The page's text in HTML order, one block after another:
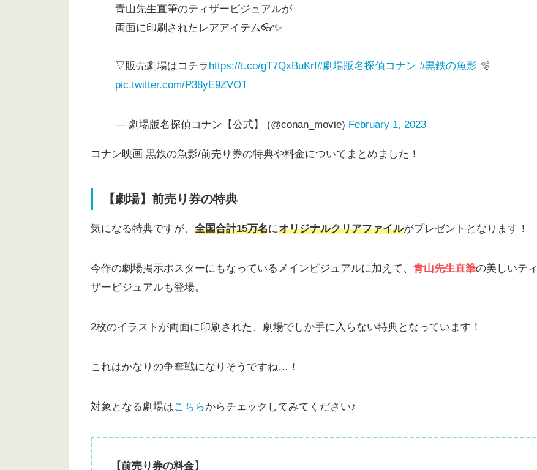
青山先生直筆のティザービジュアルが
両面に印刷されたレアアイテム👓✨
▽販売劇場はコチラ https://t.co/gT7QxBuKrf#劇場版名探偵コナン #黒鉄の魚影 🫧
pic.twitter.com/P38yE9ZVOT
— 劇場版名探偵コナン【公式】 (@conan_movie) February 1, 2023
コナン映画 黒鉄の魚影/前売り券の特典や料金についてまとめました！
【劇場】前売り券の特典
気になる特典ですが、 全国合計15万名にオリジナルクリアファイルがプレゼントとなります！
今作の劇場掲示ポスターにもなっているメインビジュアルに加えて、 青山先生直筆の美しいティ
ザービジュアルも登場。
2枚のイラストが両面に印刷された、劇場でしか手に入らない特典となっています！
これはかなりの争奪戦になりそうですね…！
対象となる劇場はこちらからチェックしてみてください♪
【前売り券の料金】